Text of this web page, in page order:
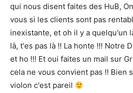
qui nous disent faites des HuB,
vous si les clients sont pas
inexistante, et oh il y a quelqu'un
là, t'es pas là !! La honte !!! Notre
et ho !!! Et oui faites un mail sur
cela ne vous convient pas !! Bien
violon c'est pareil